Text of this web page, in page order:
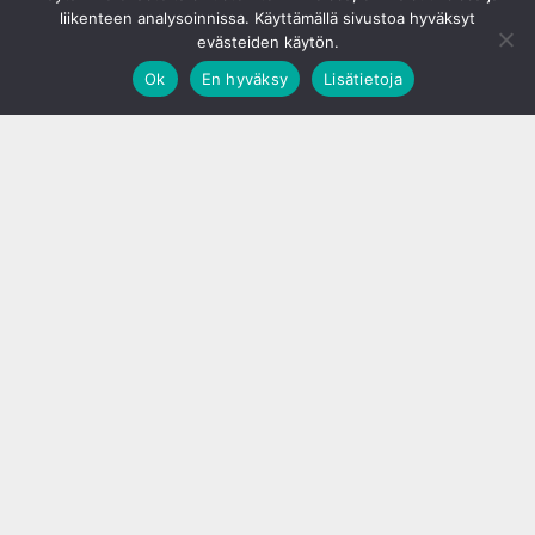
liikenteen analysoinnissa. Käyttämällä sivustoa hyväksyt
evästeiden käytön.
Ok
En hyväksy Lisätietoja